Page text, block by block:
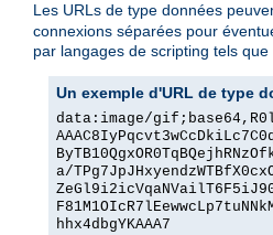
Les URLs de type données
connexions séparées pour
par langages de scripting tels que
Un exemple d'URL de type
data:image/
a/
hhx4dbgYKAAA7